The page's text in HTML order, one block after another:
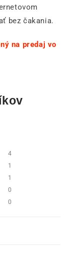
bez čakania.
na predaj vo
4
1
1
0
0